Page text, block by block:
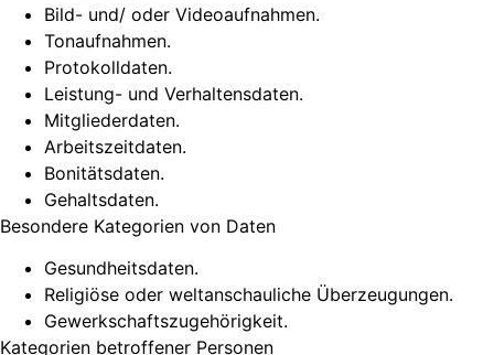
Bild- und/ oder Videoaufnahmen.
Tonaufnahmen.
Protokolldaten.
Leistung- und Verhaltensdaten.
Mitgliederdaten.
Arbeitszeitdaten.
Bonitätsdaten.
Gehaltsdaten.
Besondere Kategorien von Daten
Gesundheitsdaten.
Religiöse oder weltanschauliche Überzeugungen.
Gewerkschaftszugehörigkeit.
Kategorien betroffener Personen